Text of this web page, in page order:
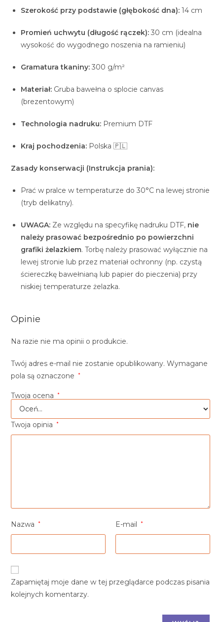
Szerokość przy podstawie (głębokość dna): 14 cm
Promień uchwytu (długość rączek): 30 cm (idealna
wysokość do wygodnego noszenia na ramieniu)
Gramatura tkaniny: 300 g/m²
Materiał: Gruba bawełna o splocie canvas
(brezentowym)
Technologia nadruku: Premium DTF
Kraj pochodzenia: Polska 🇵🇱
Zasady konserwacji (Instrukcja prania):
Prać w pralce w temperaturze do 30°C na lewej stronie
(tryb delikatny).
UWAGA: Ze względu na specyfikę nadruku DTF, nie
należy prasować bezpośrednio po powierzchni
grafiki żelazkiem. Torbę należy prasować wyłącznie na
lewej stronie lub przez materiał ochronny (np. czystą
ściereczkę bawełnianą lub papier do pieczenia) przy
niskiej temperaturze żelazka.
Opinie
Na razie nie ma opinii o produkcie.
Twój adres e-mail nie zostanie opublikowany. Wymagane
pola są oznaczone
*
Twoja ocena *
Twoja opinia *
Nazwa * E-mail *
Zapamiętaj moje dane w tej przeglądarce podczas pisania
kolejnych komentarzy.